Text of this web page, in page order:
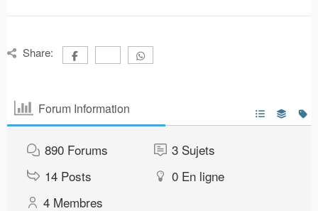
Share:
Forum Information
890 Forums 3 Sujets
14 Posts 0 En ligne
4 Membres